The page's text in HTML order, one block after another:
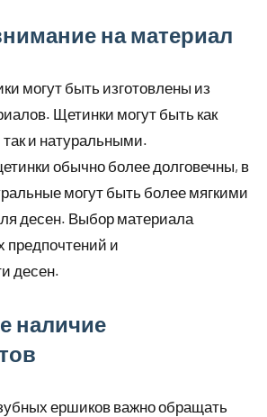
на материал
могут быть изготовлены из
Щетинки могут быть как
и натуральными.
обычно более долговечны, в
могут быть более мягкими
десен. Выбор материала
предпочтений и
десен.
наличие
ершиков важно обращать